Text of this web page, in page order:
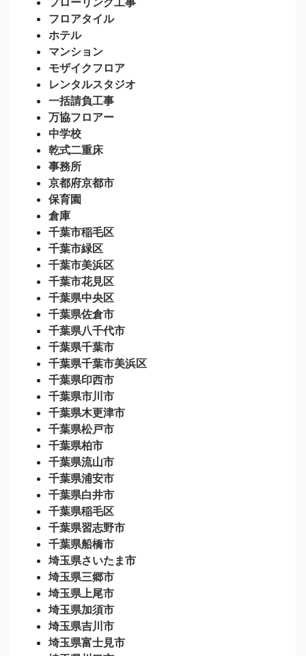
フロアタイル
ホテル
マンション
モザイクフロア
レンタルスタジオ
一括請負工事
万協フロアー
中学校
乾式二重床
事務所
京都府京都市
保育園
倉庫
千葉市稲毛区
千葉市緑区
千葉市美浜区
千葉市花見区
千葉県中央区
千葉県佐倉市
千葉県八千代市
千葉県千葉市
千葉県千葉市美浜区
千葉県印西市
千葉県市川市
千葉県木更津市
千葉県松戸市
千葉県柏市
千葉県流山市
千葉県浦安市
千葉県白井市
千葉県稲毛区
千葉県習志野市
千葉県船橋市
埼玉県さいたま市
埼玉県三郷市
埼玉県上尾市
埼玉県加須市
埼玉県吉川市
埼玉県富士見市